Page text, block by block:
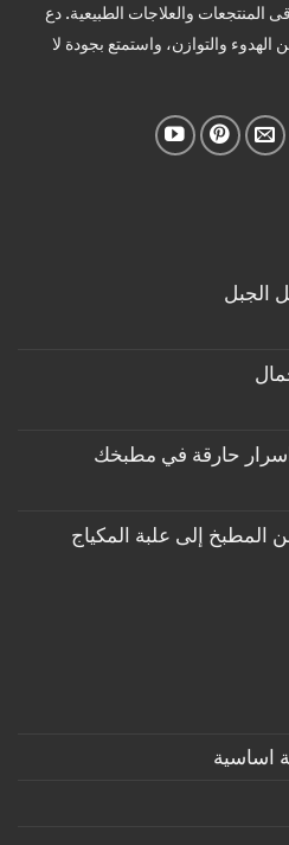
المنتجعات والعلاجات الطبيعية. دع
والتوازن، واستمتع بجودة لا
الجبل
المطبخ إلى علبة المكياج